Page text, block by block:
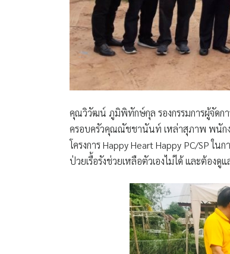
คุณวิวัฒน์ ภูมิพิทักษ์กุล รองกรรมการผู้จัดก
ครอบครัวคุณณัชชานันท์ เหล่าสุภาพ พนัก
โครงการ Happy Heart Happy PC/SP ใ
ป่วยเรื้อรังช่วยเหลือตัวเองไม่ได้ และต้อง